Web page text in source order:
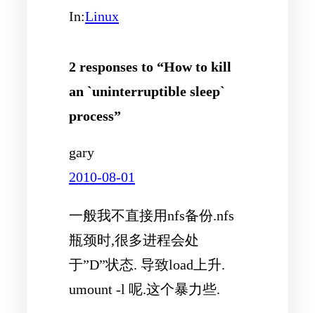
In:Linux
2 responses to “How to kill
an `uninterruptible sleep`
process”
gary
2010-08-01
一般我不直接用nfs备份.nfs
瓶颈时,很多进程会处
于”D”状态. 导致load上升.
umount -l 呢.这个暴力些.